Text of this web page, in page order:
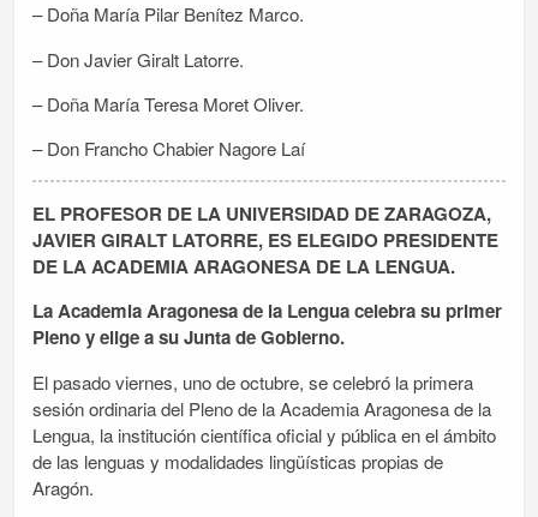
– Doña María Pilar Benítez Marco.
– Don Javier Giralt Latorre.
– Doña María Teresa Moret Oliver.
– Don Francho Chabier Nagore Laí
EL PROFESOR DE LA UNIVERSIDAD DE ZARAGOZA,
JAVIER GIRALT LATORRE, ES ELEGIDO PRESIDENTE
DE LA ACADEMIA ARAGONESA DE LA LENGUA.
La Academia Aragonesa de la Lengua celebra su primer
Pleno y elige a su Junta de Gobierno.
El pasado viernes, uno de octubre, se celebró la primera
sesión ordinaria del Pleno de la Academia Aragonesa de la
Lengua, la institución científica oficial y pública en el ámbito
de las lenguas y modalidades lingüísticas propias de
Aragón.